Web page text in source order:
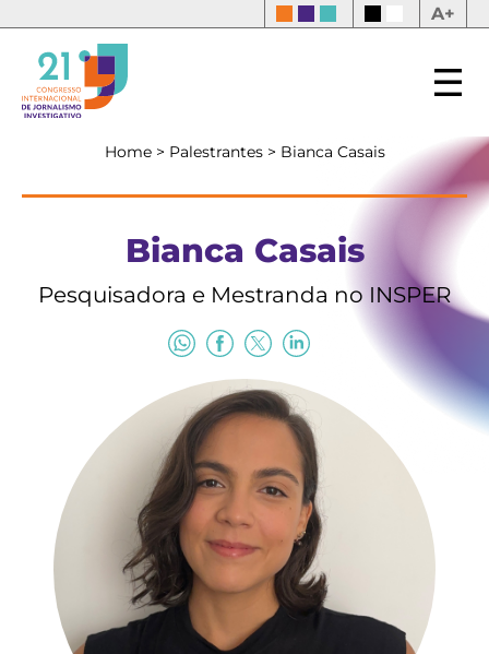
A+
Home > Palestrantes > Bianca Casais
Bianca Casais
Pesquisadora e Mestranda no INSPER